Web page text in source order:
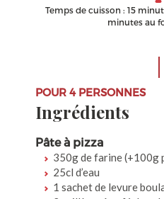
Temps de cuisson : 15
minutes au
POUR 4 PERSONNES
Ingrédients
Pâte à pizza
350g de farine (+100g
25cl d’eau
1 sachet de levure